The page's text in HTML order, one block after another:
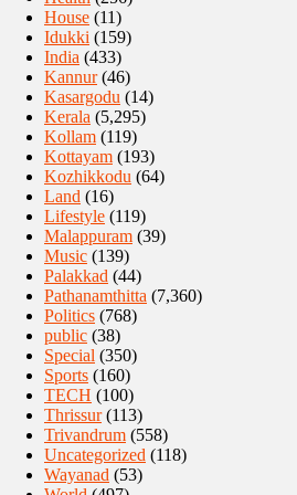
House (11)
Idukki (159)
India (433)
Kannur(46)
Kasargodu (14)
Kerala (5,295)
Kollam (119)
Kottayam (193)
Kozhikkodu (64)
Land (16)
Lifestyle (119)
Malappuram (39)
Music (139)
Palakkad (44)
Pathanamthitta (7,360)
Politics (768)
public (38)
Special (350)
Sports (160)
TECH (100)
Thrissur(113)
Trivandrum (558)
Uncategorized (118)
Wayanad (53)